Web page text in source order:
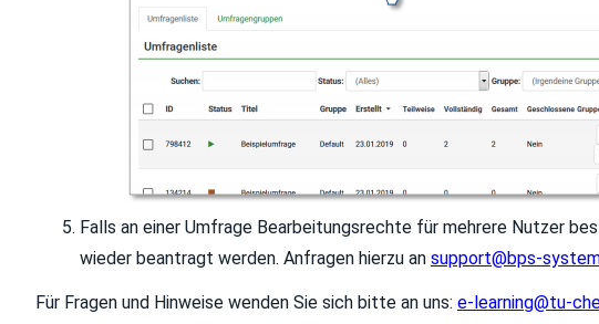
Falls an einer Umfrage Bearbeitungsrechte für mehrere Nutzer
wieder beantragt werden. Anfragen hierzu an support@bps-
Für Fragen und Hinweise wenden Sie sich bitte an uns: e-learning@tu-